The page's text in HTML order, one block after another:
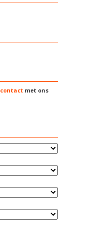
contact met ons